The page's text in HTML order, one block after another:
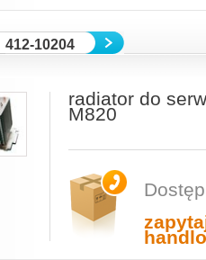
412-10204
radiator do
M820